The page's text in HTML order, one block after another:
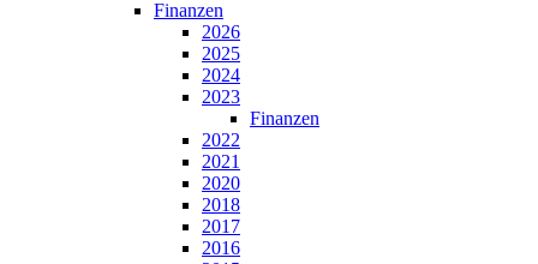
Finanzen
2026
2025
2024
2023
Finanzen
2022
2021
2020
2018
2017
2016